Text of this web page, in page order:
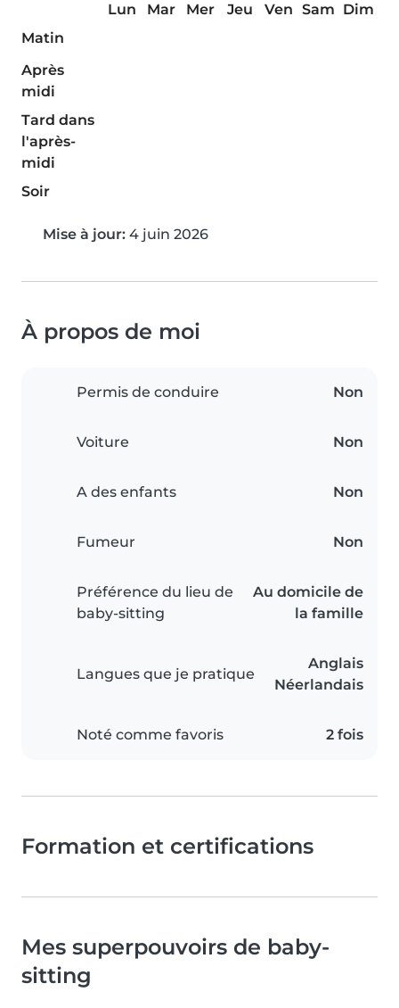
Lun Mar Mer Jeu Ven Sam Dim
Matin
Après
midi
Tard dans
l'après-
midi
Soir
Mise à jour: 4 juin 2026
À propos de moi
Permis de conduire Non
Voiture Non
A des enfants Non
Fumeur Non
Préférence du lieu de
baby-sitting
Au domicile de
la famille
Langues que je pratique
Anglais
Néerlandais
Noté comme favoris 2 fois
Formation et certifications
Mes superpouvoirs de baby-
sitting